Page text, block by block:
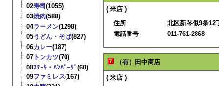
02寿司(1055)
03焼肉(588)
04ラーメン(1298)
05うどん・そば(827)
06カレー(187)
07 トンカツ(70)
08ｽﾃｰｷ・ﾊﾝﾊﾞｰｸﾞ(60)
09ファミレス(167)
( 米店 )
住所
北区新琴似9条12
電話番号
011-761-2868
（有）田中商店
( 米店 )